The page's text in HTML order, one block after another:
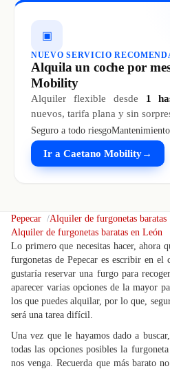
▣
NUEVO SERVICIO
Alquila un coche por
Mobility
Alquiler flexible desde 1
nuevos, tarifa plana y sin
Seguro a todo riesgo
Ir a Caetano Mobility→
Pepecar
Alquiler de furgonetas baratas
Alquiler de furgonetas baratas en León
Lo primero que necesitas hacer, ahora
furgonetas de Pepecar es escribir en
gustaría reservar una furgo para
aparecer varias opciones de la mayor
los que puedes alquilar, por lo que,
será una tarea difícil.
Una vez que le hayamos dado a
todas las opciones posibles la
nos venga. Recuerda que más barato